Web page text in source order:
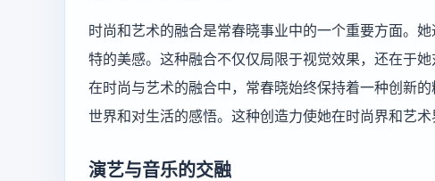
时尚和艺术的融合是常春晓事业中的一个重要方面。
特的美感。这种融合不仅仅局限于视觉效果，还在于她
在时尚与艺术的融合中，常春晓始终保持着一种创新
世界和对生活的感悟。这种创造力使她在时尚界和艺术
演艺与音乐的交融